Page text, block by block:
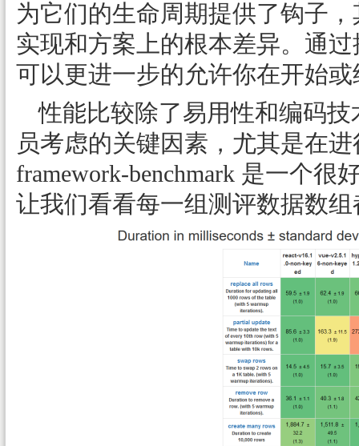
为它们的生命周期提供了钩子
实现和方案上的根本差异。通
可以更进一步的允许你在开始
性能比较除了易用性和编码
员考虑的关键因素，尤其是在
framework-benchmark 是一个
让我们看看每一组测评数据数